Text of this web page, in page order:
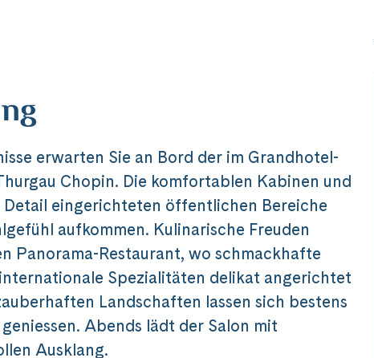
erwarten Sie an Bord der im Grandhotel-
Chopin. Die komfortablen Kabinen und
Detail eingerichteten öffentlichen Bereiche
aufkommen. Kulinarische Freuden
Panorama-Restaurant, wo schmackhafte
Spezialitäten delikat angerichtet
Landschaften lassen sich bestens
Abends lädt der Salon mit
Ausklang.